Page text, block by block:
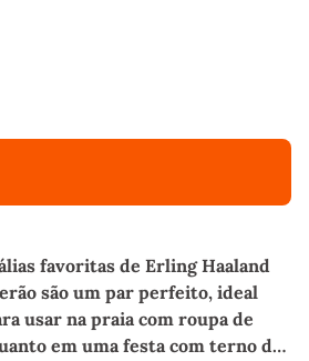
favoritas de Erling Haaland
são um par perfeito, ideal
usar na praia com roupa de
em uma festa com terno de